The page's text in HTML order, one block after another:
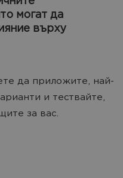
могат да
върху
да приложите, най-
и тествайте,
за вас.